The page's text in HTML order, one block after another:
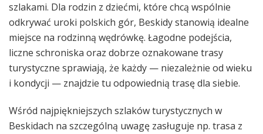
szlakami. Dla rodzin z dziećmi, które chcą wspólnie
odkrywać uroki polskich gór, Beskidy stanowią idealne
miejsce na rodzinną wędrówkę. Łagodne podejścia,
liczne schroniska oraz dobrze oznakowane trasy
turystyczne sprawiają, że każdy — niezależnie od wieku
i kondycji — znajdzie tu odpowiednią trasę dla siebie.
Wśród najpiękniejszych szlaków turystycznych w
Beskidach na szczególną uwagę zasługuje np. trasa z